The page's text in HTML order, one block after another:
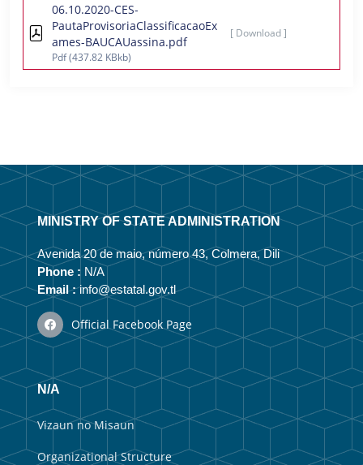
06.10.2020-CES-
PautaProvisoriaClassificacaoEx
ames-BAUCAUassina.pdf
Pdf(437.82 KBkb)
[ Download ]
MINISTRY OF STATE ADMINISTRATION
Avenida 20 de maio, número 43, Colmera, Dili
Phone : N/A
Email :info@estatal.gov.tl
Official Facebook Page
N/A
Vizaun no Misaun
Organizational Structure